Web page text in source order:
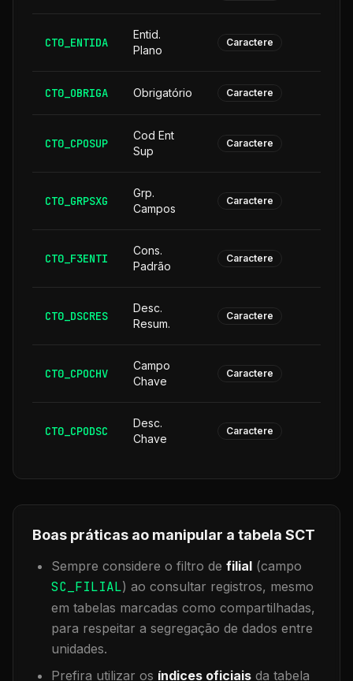
CT0_ENTIDA
Entid.
Plano
Caractere
CT0_OBRIGA Obrigatório Caractere
CT0_CPOSUP
Cod Ent
Sup
Caractere
CT0_GRPSXG
Grp.
Campos
Caractere
CT0_F3ENTI
Cons.
Padrão
Caractere
CT0_DSCRES
Desc.
Resum.
Caractere
CT0_CPOCHV
Campo
Chave
Caractere
CT0_CPODSC
Desc.
Chave
Caractere
Boas práticas ao manipular a tabela SCT
Sempre considere o filtro de filial (campo
SC_FILIAL) ao consultar registros, mesmo
em tabelas marcadas como compartilhadas,
para respeitar a segregação de dados entre
unidades.
Prefira utilizar os índices oficiais da tabela